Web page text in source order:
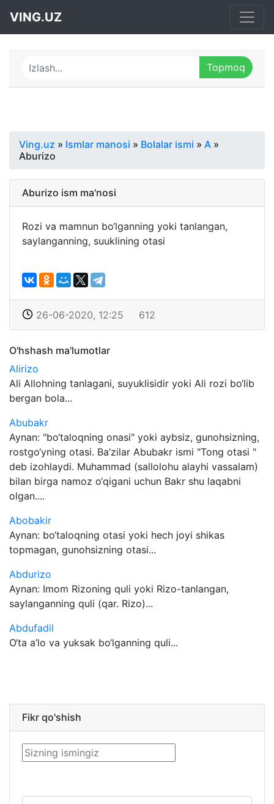
VING.UZ
Ving.uz » Ismlar manosi » Bolalar ismi » A »
Aburizo
Aburizo ism ma'nosi
Rozi va mamnun bo‘lganning yoki tanlangan,
saylanganning, suuklining otasi
26-06-2020, 12:25 612
O'hshash ma'lumotlar
Alirizo
Ali Allohning tanlagani, suyuklisidir yoki Ali rozi bo‘lib
bergan bola...
Abubakr
Aynan: "bo‘taloqning onasi" yoki aybsiz, gunohsizning,
rostgo‘yning otasi. Ba’zilar Abubakr ismi "Tong otasi "
deb izohlaydi. Muhammad (sallolohu alayhi vassalam)
bilan birga namoz o‘qigani uchun Bakr shu laqabni
olgan....
Abobakir
Aynan: bo‘taloqning otasi yoki hech joyi shikas
topmagan, gunohsizning otasi...
Abdurizo
Aynan: Imom Rizoning quli yoki Rizo-tanlangan,
saylanganning quli (qar. Rizo)...
Abdufadil
O‘ta a’lo va yuksak bo‘lganning quli...
Fikr qo'shish